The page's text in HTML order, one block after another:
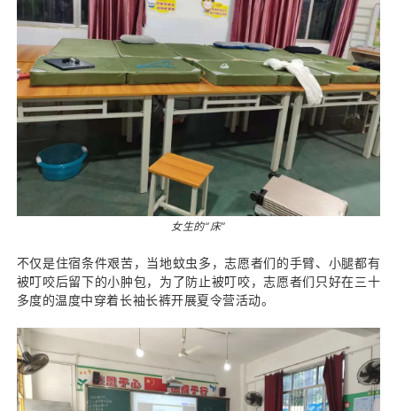
女生的“床”
不仅是住宿条件艰苦，当地蚊虫多，志愿者们的手臂、小腿都有
被叮咬后留下的小肿包，为了防止被叮咬，志愿者们只好在三十
多度的温度中穿着长袖长裤开展夏令营活动。